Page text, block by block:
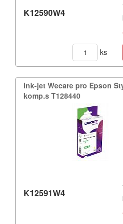
K12590W4
ks
ink-​jet Wecare pro Epson
komp.​s T128440
K12591W4